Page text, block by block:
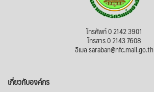
โทรศัพท์ 0 2142 3901
โทรสาร 0 2143 7608
อีเมล saraban@nfc.mail.go.th
เกี่ยวกับองค์กร